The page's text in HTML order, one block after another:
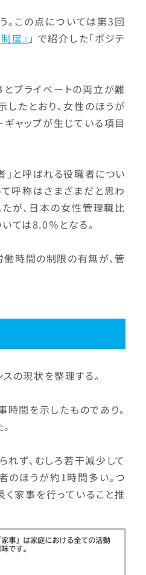
この点については第3回
度』 」 で紹介した「ポジテ
とプライベートの両立が難
したとおり、女性のほうが
ャップが生じている項目
」と呼ばれる役職者につい
呼称はさまざまだと思わ
が、日本の女性管理職比
ては8.0％となる。
時間の制限の有無が、管
スの現状を整理する。
時間を示したものであり。
ず、むしろ若干減少して
のほうが約1時間多い。つ
家事を行っていること推